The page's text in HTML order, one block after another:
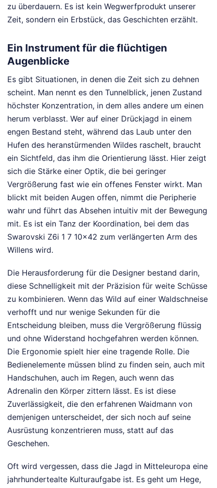
zu überdauern. Es ist kein Wegwerfprodukt unserer
Zeit, sondern ein Erbstück, das Geschichten erzählt.
Ein Instrument für die flüchtigen
Augenblicke
Es gibt Situationen, in denen die Zeit sich zu dehnen
scheint. Man nennt es den Tunnelblick, jenen Zustand
höchster Konzentration, in dem alles andere um einen
herum verblasst. Wer auf einer Drückjagd in einem
engen Bestand steht, während das Laub unter den
Hufen des heranstürmenden Wildes raschelt, braucht
ein Sichtfeld, das ihm die Orientierung lässt. Hier zeigt
sich die Stärke einer Optik, die bei geringer
Vergrößerung fast wie ein offenes Fenster wirkt. Man
blickt mit beiden Augen offen, nimmt die Peripherie
wahr und führt das Absehen intuitiv mit der Bewegung
mit. Es ist ein Tanz der Koordination, bei dem das
Swarovski Z6i 1 7 10x42 zum verlängerten Arm des
Willens wird.
Die Herausforderung für die Designer bestand darin,
diese Schnelligkeit mit der Präzision für weite Schüsse
zu kombinieren. Wenn das Wild auf einer Waldschneise
verhofft und nur wenige Sekunden für die
Entscheidung bleiben, muss die Vergrößerung flüssig
und ohne Widerstand hochgefahren werden können.
Die Ergonomie spielt hier eine tragende Rolle. Die
Bedienelemente müssen blind zu finden sein, auch mit
Handschuhen, auch im Regen, auch wenn das
Adrenalin den Körper zittern lässt. Es ist diese
Zuverlässigkeit, die den erfahrenen Waidmann von
demjenigen unterscheidet, der sich noch auf seine
Ausrüstung konzentrieren muss, statt auf das
Geschehen.
Oft wird vergessen, dass die Jagd in Mitteleuropa eine
jahrhundertealte Kulturaufgabe ist. Es geht um Hege,